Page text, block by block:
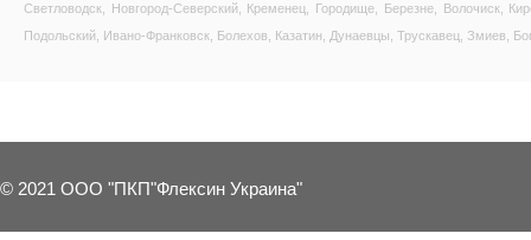
Светловодск, Новгород-Северский, Кременец, Городище, Березне, Волочиск,
Подольский, Ивано-Франковск, Болехов, Казатин, Дунаевцы, Трускавец, Змиев,
© 2021 ООО "ПКП"Флексин Украина"